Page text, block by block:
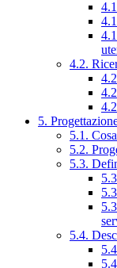
4.2.
5.
5.1.
5.2.
5.3.
5.4.